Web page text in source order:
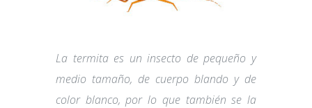
La termita es un insecto de pequeño y
medio tamaño, de cuerpo blando y de
color blanco, por lo que también se la